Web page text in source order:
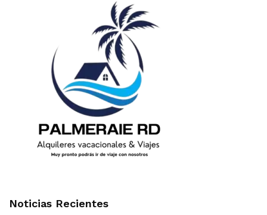
Noticias Recientes